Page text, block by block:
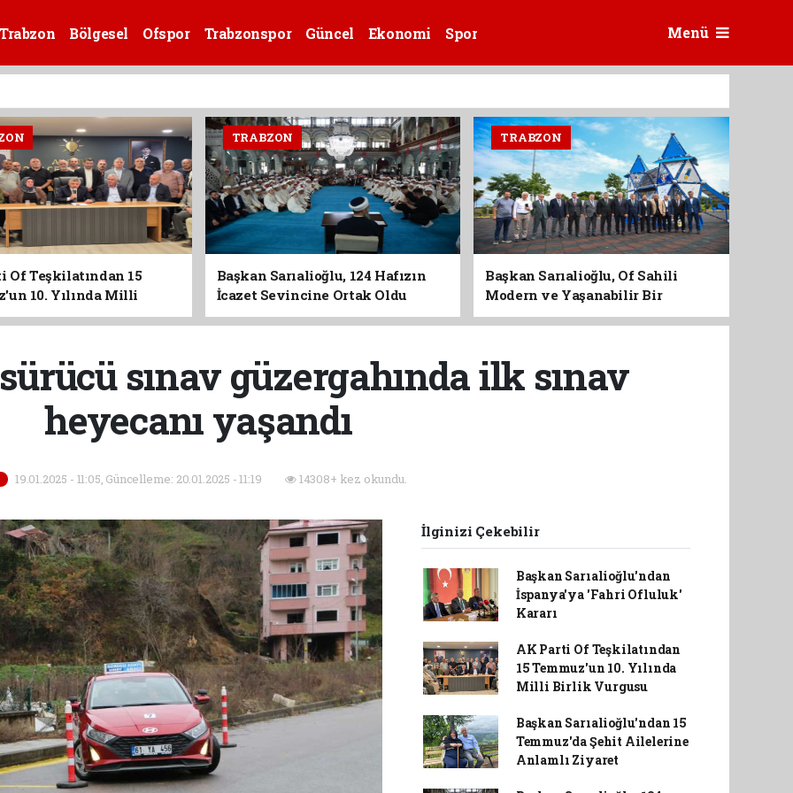
Bölgesel Ofspor Trabzonspor Güncel Ekonomi Spor Menü
Of Teşkilatından 15
10. Yılında Milli
TRABZON
Başkan Sarıalioğlu, 124 Hafızın
İcazet Sevincine Ortak Oldu
TRABZON
Başkan Sarıalioğlu, Of Sahili
Modern ve Yaşanabilir Bir
Kimliğe Kavuşuyor
sınav güzergahında ilk sınav
heyecanı yaşandı
19.01.2025 - 11:05, Güncelleme: 20.01.2025 - 11:19 14308+ kez okundu.
İlginizi Çekebilir
Başkan Sarıalioğlu'ndan
İspanya'ya 'Fahri Ofluluk'
Kararı
AK Parti Of Teşkilatından
15 Temmuz'un 10. Yılında
Milli Birlik Vurgusu
Başkan Sarıalioğlu'ndan 15
Temmuz'da Şehit Ailelerine
Anlamlı Ziyaret